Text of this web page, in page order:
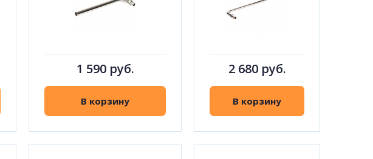
1 590 руб.
В корзину
2 680 руб.
В корзину